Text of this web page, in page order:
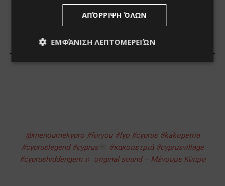
ΑΠΌΡΡΙΨΗ ΌΛΩΝ
ΕΜΦΆΝΙΣΗ ΛΕΠΤΟΜΕΡΕΙΏΝ